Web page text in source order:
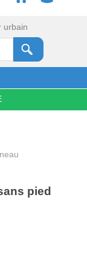
urbain
pied